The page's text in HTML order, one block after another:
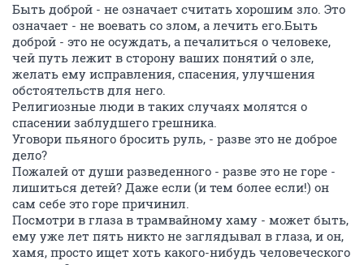
Быть доброй - не означает считать хорошим зло. Это
означает - не воевать со злом, а лечить его.Быть
доброй - это не осуждать, а печалиться о человеке,
чей путь лежит в сторону ваших понятий о зле,
желать ему исправления, спасения, улучшения
обстоятельств для него.
Религиозные люди в таких случаях молятся о
спасении заблудшего грешника.
Уговори пьяного бросить руль, - разве это не доброе
дело?
Пожалей от души разведенного - разве это не горе -
лишиться детей? Даже если (и тем более если!) он
сам себе это горе причинил.
Посмотри в глаза в трамвайному хаму - может быть,
ему уже лет пять никто не заглядывал в глаза, и он,
хамя, просто ищет хоть какого-нибудь человеческого